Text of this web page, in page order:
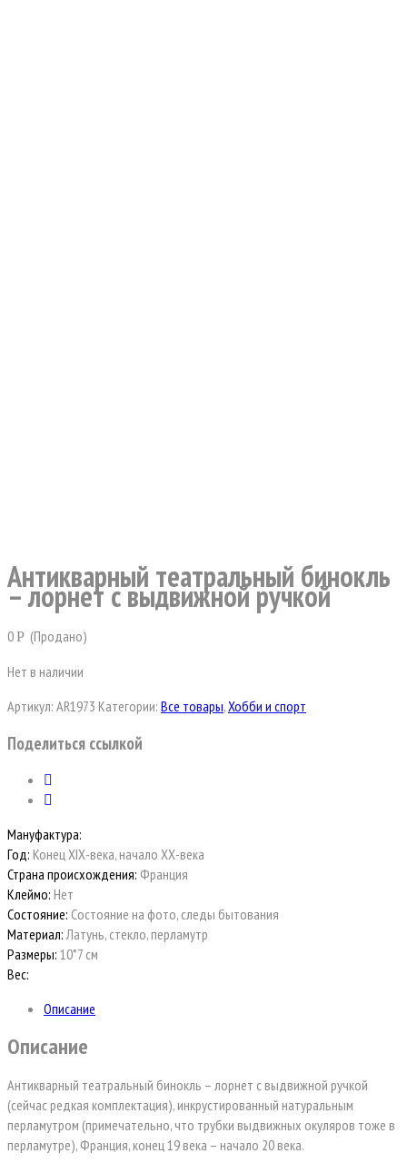
Антикварный театральный бинокль
– лорнет с выдвижной ручкой
0Р (Продано)
Нет в наличии
Артикул: AR1973 Категории: Все товары,Хобби и спорт
Поделиться ссылкой
Мануфактура:
Год: Конец ХIХ-века, начало ХХ-века
Страна происхождения: Франция
Клеймо: Нет
Состояние: Состояние на фото, следы бытования
Материал: Латунь, стекло, перламутр
Размеры: 10*7 см
Вес:
Описание
Описание
Антикварный театральный бинокль – лорнет с выдвижной ручкой
(сейчас редкая комплектация), инкрустированный натуральным
перламутром (примечательно, что трубки выдвижных окуляров тоже в
перламутре), Франция, конец 19 века – начало 20 века.